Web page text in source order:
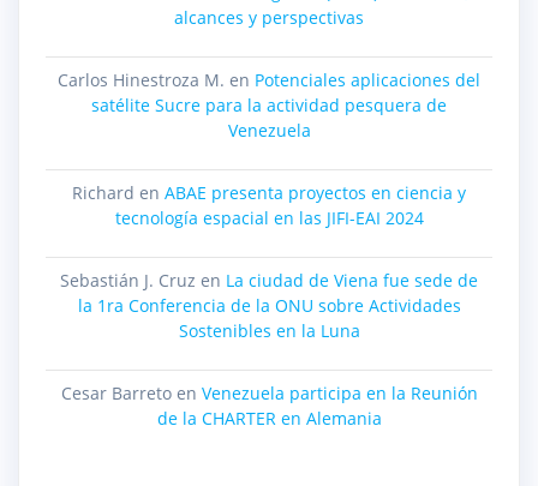
alcances y perspectivas
Carlos Hinestroza M. en Potenciales aplicaciones del
satélite Sucre para la actividad pesquera de
Venezuela
Richard en ABAE presenta proyectos en ciencia y
tecnología espacial en las JIFI-EAI 2024
Sebastián J. Cruz en La ciudad de Viena fue sede de
la 1ra Conferencia de la ONU sobre Actividades
Sostenibles en la Luna
Cesar Barretoen Venezuela participa en la Reunión
de la CHARTER en Alemania